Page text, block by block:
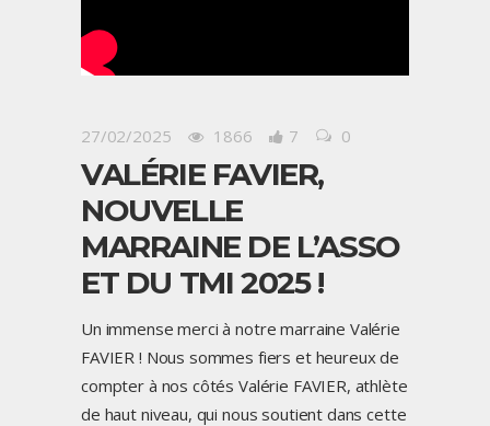
27/02/2025 1866 7 0
VALÉRIE FAVIER,
NOUVELLE
MARRAINE DE L’ASSO
ET DU TMI 2025 !
Un immense merci à notre marraine Valérie
FAVIER ! Nous sommes fiers et heureux de
compter à nos côtés Valérie FAVIER, athlète
de haut niveau, qui nous soutient dans cette